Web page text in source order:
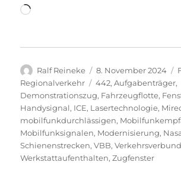
Wird
Autor
Ralf Reineke
Veröffentlicht
am
8. November 2024
Regionalverkehr
Schlagwörter
442,Aufgabenträger,
Demonstrationszug, Fahrzeugflotte,
Handysignal, ICE, Lasertechnologie,
mobilfunkdurchlässigen,
Mobilfunksignalen, Modernisierung,
Schienenstrecken,VBB,Verkehrsverbund
Werkstattaufenthalten,Zugfenster